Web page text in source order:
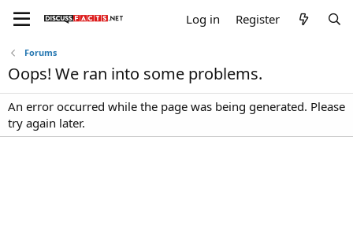
Log in Register
Forums
Oops! We ran into some problems.
An error occurred while the page was being generated. Please
try again later.